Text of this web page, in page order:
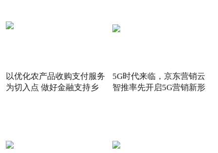
以优化农产品收购支付服务
为切入点 做好金融支持乡
5G时代来临，京东营销云
智推率先开启5G营销新形